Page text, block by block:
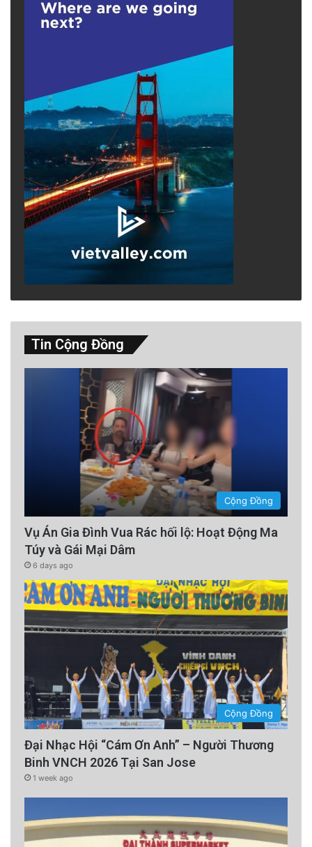
Tin Cộng Đồng
Cộng Đồng
Vụ Án Gia Đình Vua Rác hối lộ: Hoạt Động Ma
Túy và Gái Mại Dâm
6 days ago
Cộng Đồng
Đại Nhạc Hội “Cám Ơn Anh” – Người Thương
Binh VNCH 2026 Tại San Jose
1 week ago